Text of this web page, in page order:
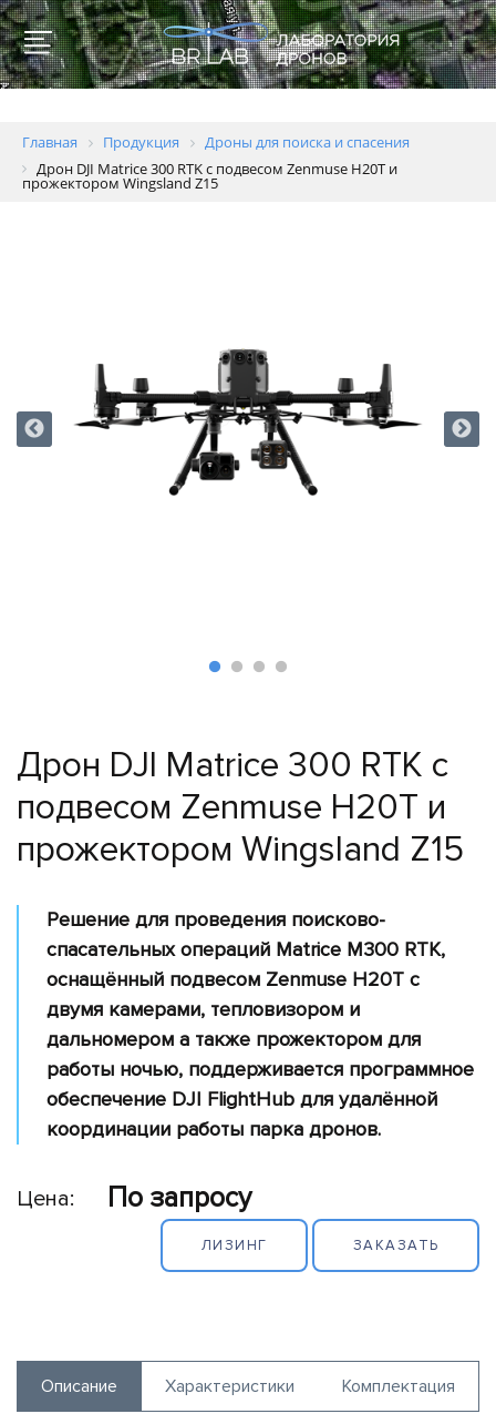
картография
Мониторинг
трубопроводов
Мониторинг
окружающей
среды
дроны
Программное
обеспечение
Полезная
нагрузка
Принтеры
Портативные
Вспомогательное
оборудование
Потребительские
Главная Продукция
Дроны для поиска и спасения
Дрон DJI Matrice 300 RTK с подвесом Zenmuse H20T и
прожектором Wingsland Z15
Дрон DJI Matrice 300 RTK с
подвесом Zenmuse H20T и
прожектором Wingsland Z15
Решение для проведения поисково-
спасательных операций Matrice M300 RTK,
оснащённый подвесом Zenmuse H20T с
двумя камерами, тепловизором и
дальномером а также прожектором для
работы ночью, поддерживается программное
обеспечение DJI FlightHub для удалённой
координации работы парка дронов.
Цена: По запросу
ЛИЗИНГ ЗАКАЗАТЬ
Описание Характеристики Комплектация